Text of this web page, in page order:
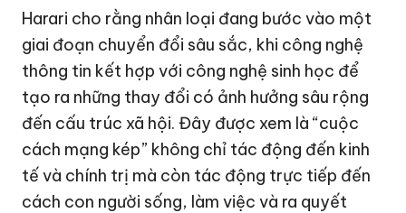
Harari cho rằng nhân loại đang bước vào một
giai đoạn chuyển đổi sâu sắc, khi công nghệ
thông tin kết hợp với công nghệ sinh học để
tạo ra những thay đổi có ảnh hưởng sâu rộng
đến cấu trúc xã hội. Đây được xem là “cuộc
cách mạng kép” không chỉ tác động đến kinh
tế và chính trị mà còn tác động trực tiếp đến
cách con người sống, làm việc và ra quyết